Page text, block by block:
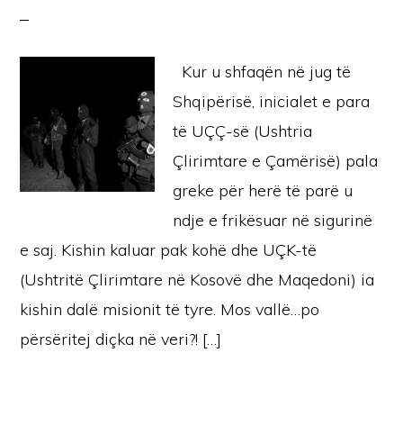
Kur u shfaqën në jug të
Shqipërisë, inicialet e para
të UÇÇ-së (Ushtria
Çlirimtare e Çamërisë) pala
greke për herë të parë u
ndje e frikësuar në sigurinë
e saj. Kishin kaluar pak kohë dhe UÇK-të
(Ushtritë Çlirimtare në Kosovë dhe Maqedoni) ia
kishin dalë misionit të tyre. Mos vallë…po
përsëritej diçka në veri?! […]